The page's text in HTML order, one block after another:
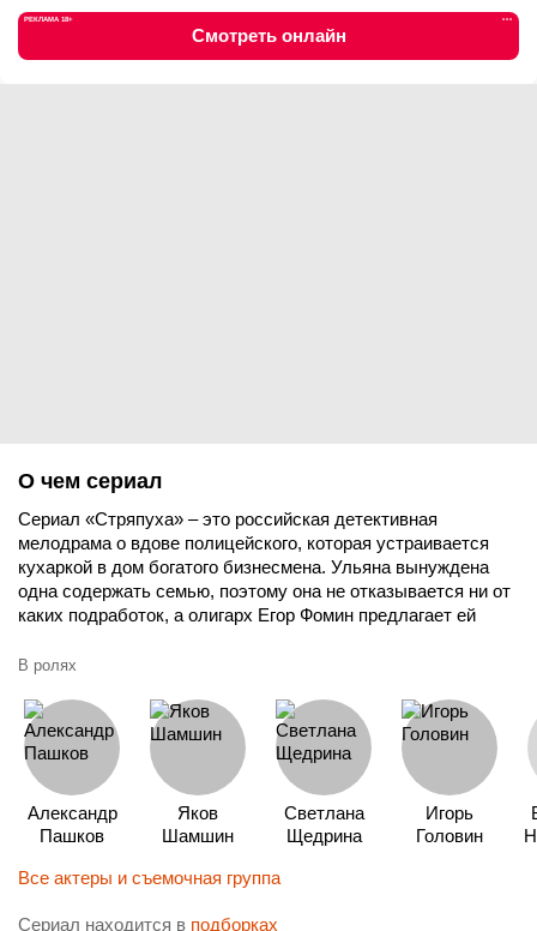
РЕКЛАМА 18+ •••
Смотреть онлайн
О чем сериал
Сериал «Стряпуха» – это российская детективная
мелодрама о вдове полицейского, которая устраивается
кухаркой в дом богатого бизнесмена. Ульяна вынуждена
одна содержать семью, поэтому она не отказывается ни от
каких подработок, а олигарх Егор Фомин предлагает ей
дива Виктория – не дает прислуге спокойной жизни. Но чем
убеждается: у Вики есть серьезные проблемы, разобраться
с которыми в одиночку она не может.
В ролях
Александр
Пашков
Яков
Шамшин
Светлана
Щедрина
Игорь
Головин
Все актеры и съемочная группа
Сериал находится в подборках